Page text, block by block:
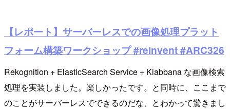
【レポート】サーバーレスでの画像処理プラット
フォーム構築ワークショップ #reinvent #ARC326
Rekognition + ElasticSearch Service + Kiabbana な画像検索
処理を実装しました。楽しかったです。と同時に、ここまで
のことがサーバーレスでできるのだな、とわかって驚きまし